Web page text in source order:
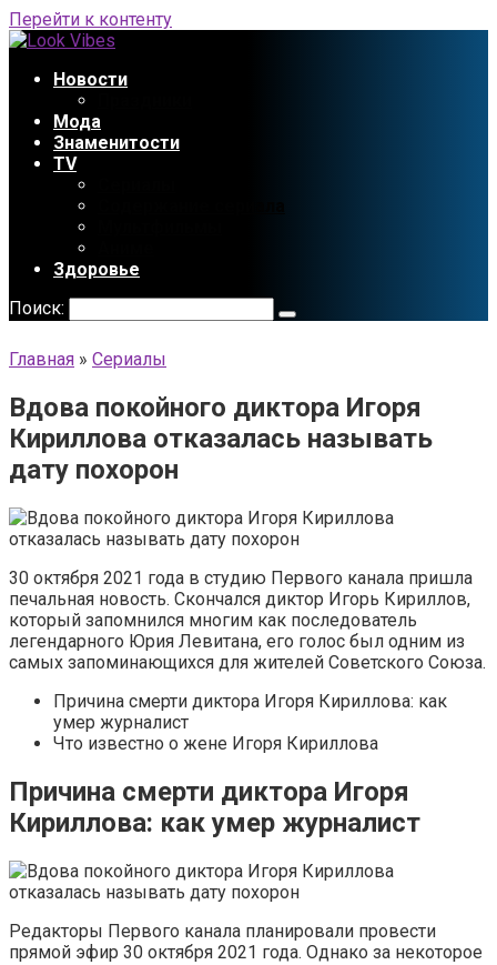
Перейти к контенту
Новости
Мода
Знаменитости
TV
Здоровье
Поиск:
Главная » Сериалы
Вдова покойного диктора Игоря
Кириллова отказалась называть
дату похорон
30 октября 2021 года в студию Первого канала пришла
печальная новость. Скончался диктор Игорь Кириллов,
который запомнился многим как последователь
легендарного Юрия Левитана, его голос был одним из
самых запоминающихся для жителей Советского Союза.
Причина смерти диктора Игоря Кириллова: как
умер журналист
Что известно о жене Игоря Кириллова
Причина смерти диктора Игоря
Кириллова: как умер журналист
Редакторы Первого канала планировали провести
прямой эфир 30 октября 2021 года. Однако за некоторое